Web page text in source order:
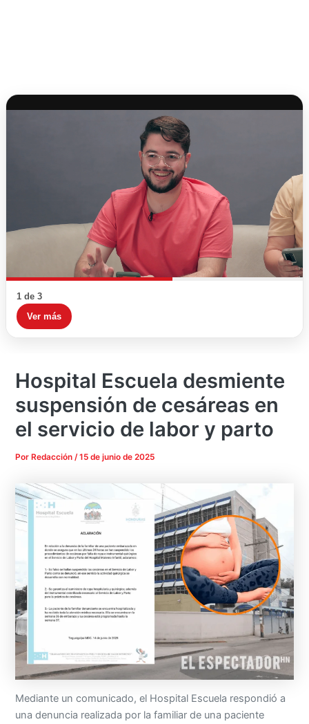
1 de 3
Ver más
Hospital Escuela desmiente
suspensión de cesáreas en
el servicio de labor y parto
Por Redacción/15 de junio de 2025
Mediante un comunicado, el Hospital Escuela respondió a
una denuncia realizada por la familiar de una paciente